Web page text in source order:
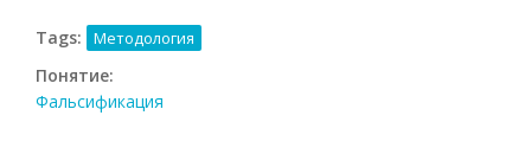
Tags: Методология
Понятие:
Фальсификация